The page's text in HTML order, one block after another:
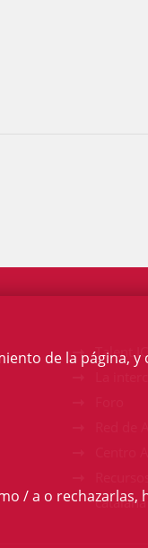
Talent
catalana
de la página,
/ a o rechazarlas,